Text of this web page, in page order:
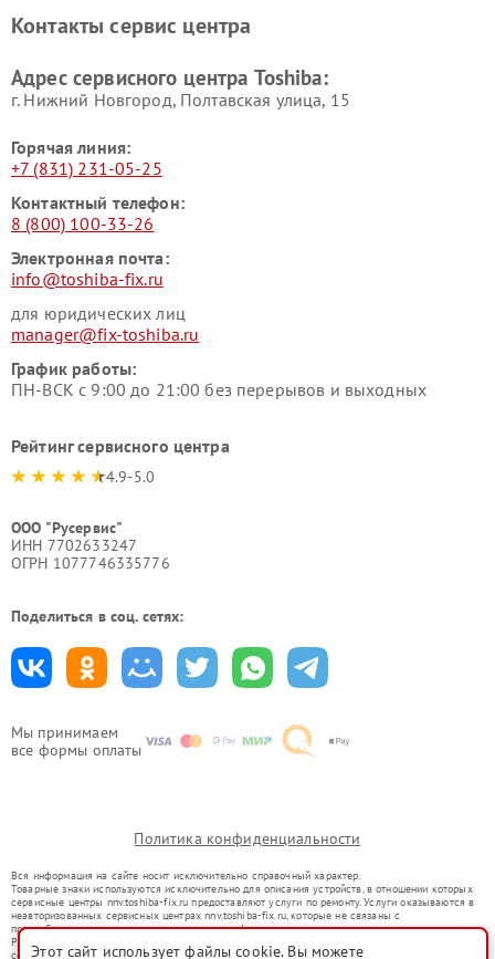
Мы принимаем
все формы оплаты
Контакты сервис центра
Адрес сервисного центра Toshiba:
г. Нижний Новгород, Полтавская улица, 15
Горячая линия:
+7 (831) 231-05-25
Контактный телефон:
8 (800) 100-33-26
Электронная почта:
info@toshiba-fix.ru
для юридических лиц
manager@fix-toshiba.ru
График работы:
ПН-ВСК с 9:00 до 21:00 без перерывов и выходных
Рейтинг сервисного центра
4.9-5.0
ООО "Русервис"
ИНН 7702633247
ОГРН 1077746335776
Поделиться в соц. сетях:
Политика конфиденциальности
Вся информация на сайте носит исключительно справочный характер.
Товарные знаки используются исключительно для описания устройств, в отношении которых
сервисные центры nnv.toshiba-fix.ru предоставляют услуги по ремонту. Услуги оказываются в
неавторизованных сервисных центрах nnv.toshiba-fix.ru, которые не связаны с
правообладателями товарных знаков или их официальными представителями.
Ремонт осуществляется для устройств, уже введенных в гражданский оборот в соответствии
со статьей 1487 ГК РФ.
Этот сайт использует файлы cookie. Вы можете